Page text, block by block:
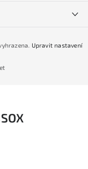
Upravit nastavení